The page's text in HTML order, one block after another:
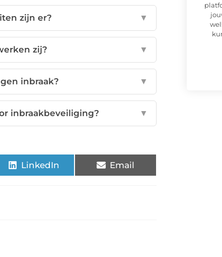
zijn er? ▼
zij? ▼
inbraak? ▼
inbraakbeveiliging? ▼
LinkedIn Email